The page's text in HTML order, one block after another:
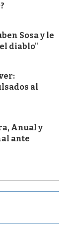
Sosa y le
diablo"
al
Anual y
ante